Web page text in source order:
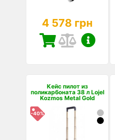
4 578 грн
Кейс пилот из
поликарбоната 38 л Lojel
Kozmos Metal Gold
-40%